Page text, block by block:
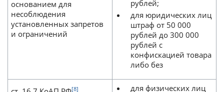
основанием для
несоблюдения
установленных запретов
и ограничений
рублей;
для юридических лиц
штраф от 50 000
рублей до 300 000
рублей с
конфискацией товара
либо без
[8]
для физических лиц